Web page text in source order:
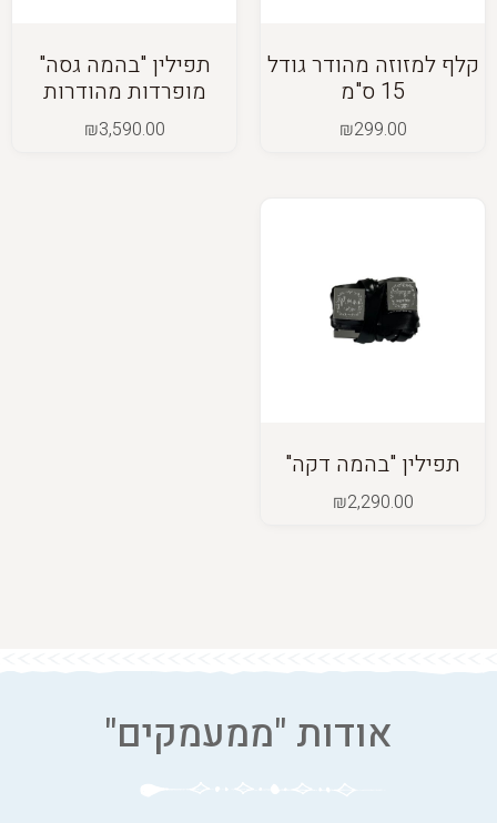
קלף למזוזה מהודר גודל
15 ס"מ
₪299.00
תפילין "בהמה גסה"
מופרדות מהודרות
₪3,590.00
תפילין "בהמה דקה"
₪2,290.00
אודות "ממעמקים"